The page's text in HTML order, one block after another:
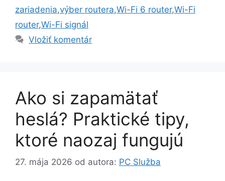
zariadenia,výber routera,Wi-Fi 6 router,Wi-Fi
router,Wi-Fi signál
Vložiť komentár
Ako si zapamätať
heslá? Praktické tipy,
ktoré naozaj fungujú
27. mája 2026 od autora: PC Služba